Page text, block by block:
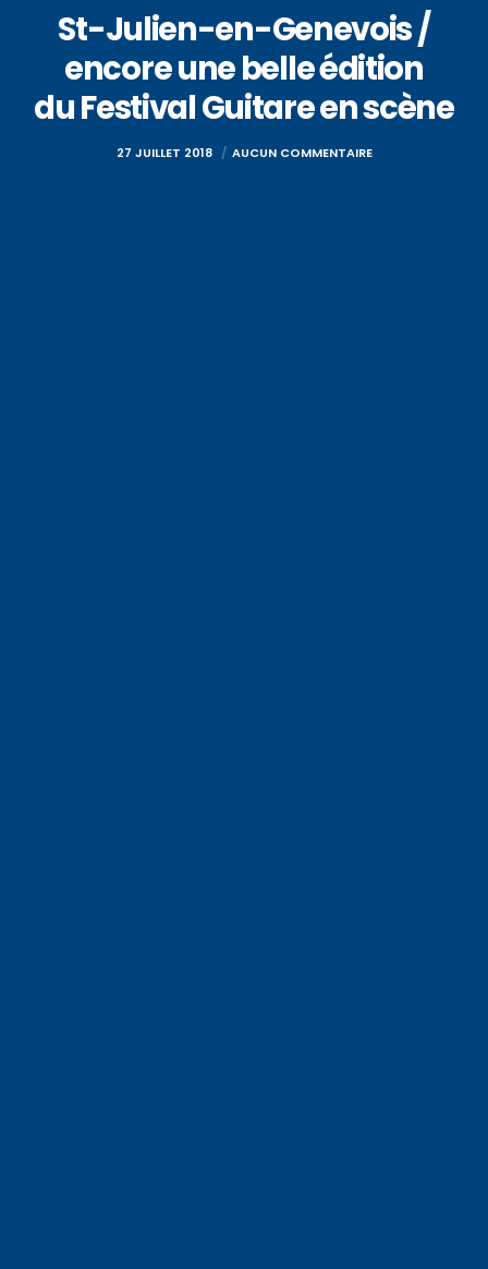
St-Julien-en-Genevois /
encore une belle édition
du Festival Guitare en scène
27 JUILLET 2018 AUCUN COMMENTAIRE